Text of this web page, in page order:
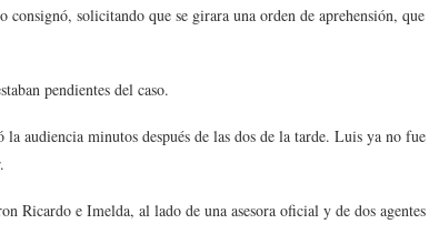
solicitando que se girara una orden de aprehensión,
pendientes del caso.
audiencia minutos después de las dos de la tarde. Luis ya no
Ricardo e Imelda, al lado de una asesora oficial y de dos